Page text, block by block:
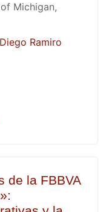
Michigan,
Diego Ramiro
de la FBBVA